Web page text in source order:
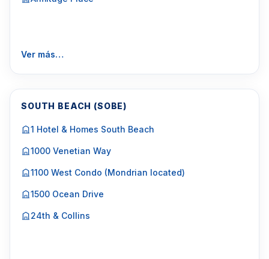
Ver más…
SOUTH BEACH (SOBE)
1 Hotel & Homes South Beach
1000 Venetian Way
1100 West Condo (Mondrian located)
1500 Ocean Drive
24th & Collins